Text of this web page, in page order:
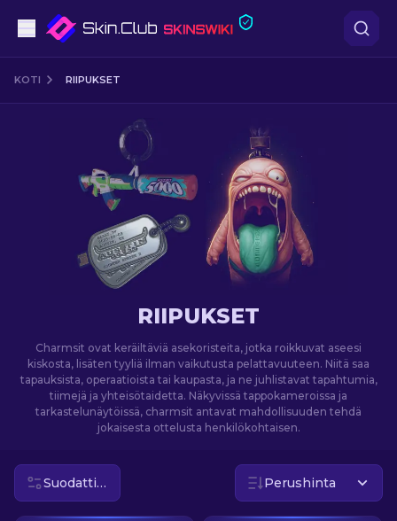
Pistooli
Kivääri
Tarkka-ampuja
Veitset
Laatikot
Muut
KOTI RIIPUKSET
RIIPUKSET
Charmsit ovat keräiltäviä asekoristeita, jotka roikkuvat aseesi
kiskosta, lisäten tyyliä ilman vaikutusta pelattavuuteen. Niitä saa
tapauksista, operaatioista tai kaupasta, ja ne juhlistavat tapahtumia,
tiimejä ja yhteisötaidetta. Näkyvissä tappokameroissa ja
tarkastelunäytöissä, charmsit antavat mahdollisuuden tehdä
jokaisesta ottelusta henkilökohtaisen.
Suodattimet Perushinta